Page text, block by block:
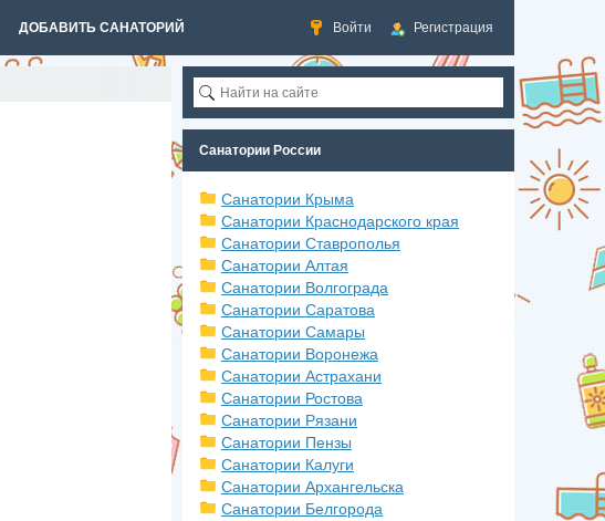
Войти Регистрация
ДОБАВИТЬ САНАТОРИЙ
Санатории России
Санатории Крыма
Санатории Краснодарского края
Санатории Ставрополья
Санатории Алтая
Санатории Волгограда
Санатории Саратова
Санатории Самары
Санатории Воронежа
Санатории Астрахани
Санатории Ростова
Санатории Рязани
Санатории Пензы
Санатории Калуги
Санатории Архангельска
Санатории Белгорода